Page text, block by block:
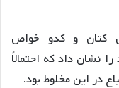
کتان و کدو خواص
نشان داد که احتمالاً
در این مخلوط بود.